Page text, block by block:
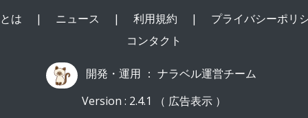
は | ニュース | 利用規約 |
プライバシーポリ
コンタクト
開発・運用 ： ナラベル運営チーム
Version : 2.4.1 （ 広告表示 ）